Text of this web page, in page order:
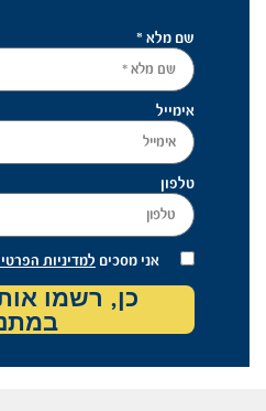
שם מלא *
אימייל
טלפון
אני מסכים למדיניות
כן, רשמו